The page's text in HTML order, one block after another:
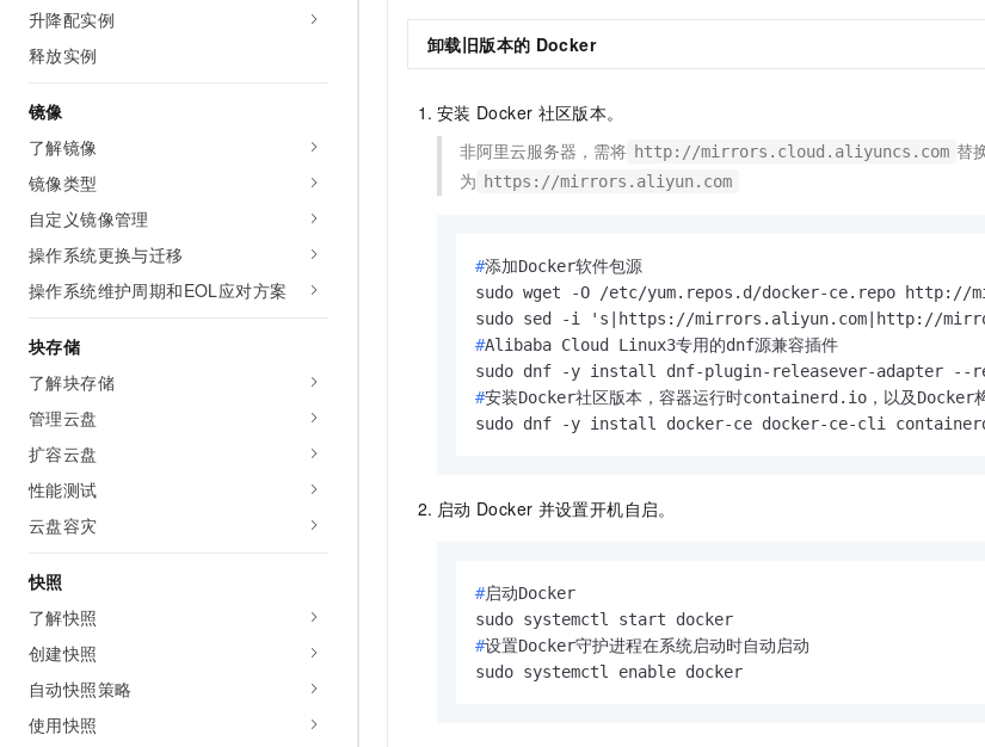
升降配实例
释放实例
镜像
了解镜像
镜像类型
自定义镜像管理
操作系统更换与迁移
操作系统维护周期和EOL应对方案
块存储
了解块存储
管理云盘
扩容云盘
性能测试
云盘容灾
快照
了解快照
创建快照
自动快照策略
使用快照
卸载旧版本的 Docker
安装 Docker 社区版本。
非阿里云服务器，需将 http://mirrors.cloud.aliyuncs.com 替
为 https://mirrors.aliyun.com
#添加Docker软件包源
sudo wget -O /etc/yum.repos.d/docker-ce.repo http://
#Alibaba Cloud Linux3专用的dnf源兼容插件
#安装Docker社区版本，容器运行时containerd.io，以及Docker
sudo dnf -y install docker-ce docker-ce-cli
启动 Docker 并设置开机自启。
#启动Docker
#设置Docker守护进程在系统启动时自动启动
sudo systemctl enable docker